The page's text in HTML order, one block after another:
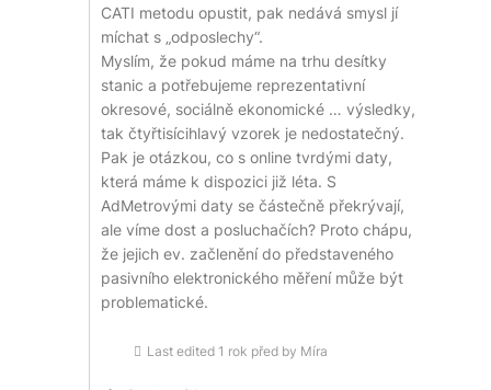
CATI metodu opustit, pak nedává smysl jí
míchat s „odposlechy“.
Myslím, že pokud máme na trhu desítky
stanic a potřebujeme reprezentativní
okresové, sociálně ekonomické … výsledky,
tak čtyřtisícihlavý vzorek je nedostatečný.
Pak je otázkou, co s online tvrdými daty,
která máme k dispozici již léta. S
AdMetrovými daty se částečně překrývají,
ale víme dost a posluchačích? Proto chápu,
že jejich ev. začlenění do představeného
pasivního elektronického měření může být
problematické.
Last edited 1 rok před by Míra